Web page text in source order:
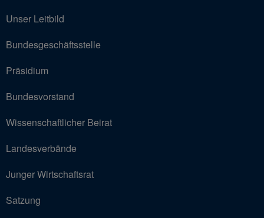
Unser Leitbild
Bundesgeschäftsstelle
Präsidium
Bundesvorstand
Wissenschaftlicher Beirat
Landesverbände
Junger Wirtschaftsrat
Satzung